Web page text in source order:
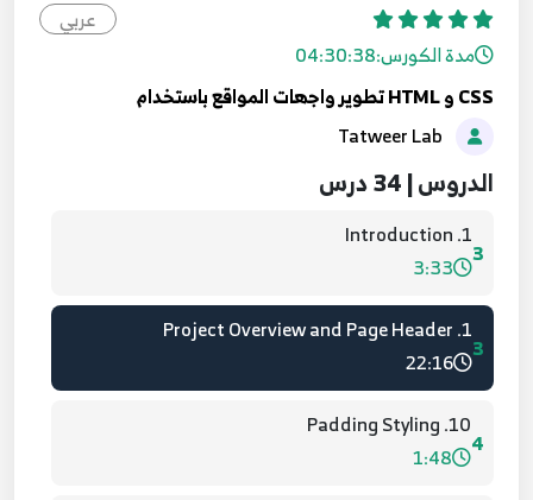
عربي
مدة الكورس:04:30:38
CSS و HTML تطوير واجهات المواقع باستخدام
الدروس | 34 درس
1. CSS Overview
4:21
3
1. Introduction
3:33
3
1. Project Overview and Page Header
22:16
4
10. Padding Styling
1:48